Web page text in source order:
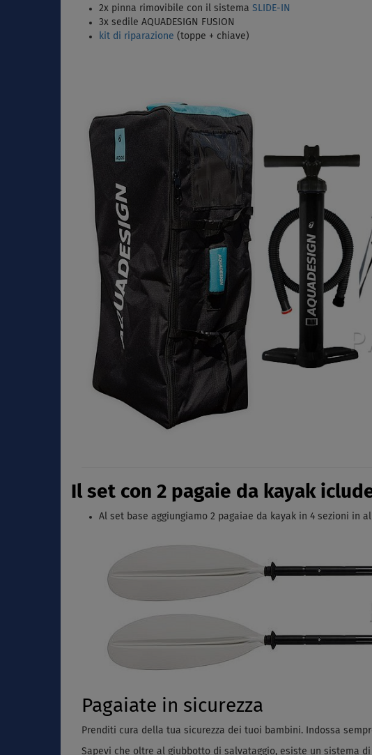
2x pinna rimovibile con il sistema SLIDE-IN
3x sedile AQUADESIGN FUSION
kit di riparazione (toppe + chiave)
Il set con 2 pagaie da kayak
Al set base aggiungiamo 2 pagaiae da kayak in 4 sezioni in
Pagaiate in sicurezza
Prenditi cura della tua sicurezza dei tuoi bambini. Indossa
Sapevi che oltre al giubbotto di salvataggio, esiste un sistema